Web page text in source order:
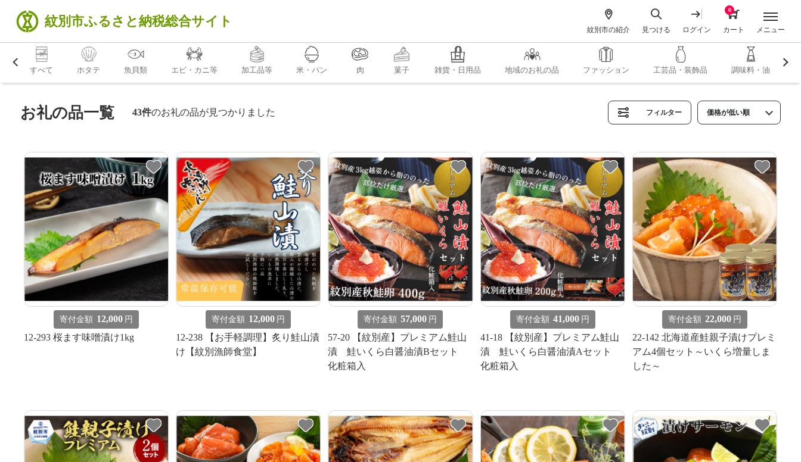
紋別市ふるさと納税総合サイト
紋別市の紹介 見つける ログイン カート
0
メニュー
すべて ホタテ 魚貝類 エビ・カニ等 加工品等 米・パン 肉 菓子 雑貨・日用品 地域のお礼の品 ファッション 工芸品・装飾品 調味料・油
お礼の品一覧 43件のお礼の品が見つかりました フィルター
寄付金額 12,000 円
12-293 桜ます味噌漬け1kg
寄付金額 12,000 円
12-238 【お手軽調理】炙り鮭山漬
け【紋別漁師食堂】
寄付金額 57,000 円
57-20 【紋別産】プレミアム鮭山
漬 鮭いくら白醤油漬Bセット
化粧箱入
寄付金額 41,000 円
41-18 【紋別産】プレミアム鮭山
漬 鮭いくら白醤油漬Aセット
化粧箱入
寄付金額 22,000 円
22-142 北海道産鮭親子漬けプレミ
アム4個セット～いくら増量しま
した～